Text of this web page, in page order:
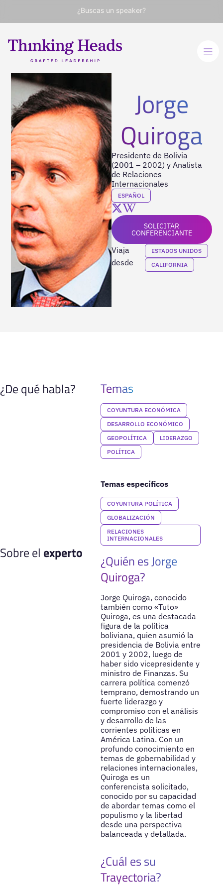
¿Buscas un speaker?
Jorge
Quiroga
Presidente de Bolivia
(2001 – 2002) y Analista
de Relaciones
Internacionales
ESPAÑOL
SOLICITAR
CONFERENCIANTE
Viaja
desde
ESTADOS UNIDOS
CALIFORNIA
¿De qué habla? Temas
COYUNTURA ECONÓMICA
DESARROLLO ECONÓMICO
GEOPOLÍTICA
LIDERAZGO
POLÍTICA
Temas específicos
COYUNTURA POLÍTICA
GLOBALIZACIÓN
RELACIONES
INTERNACIONALES
Sobre el experto
¿Quién es Jorge
Quiroga?
Jorge Quiroga, conocido
también como «Tuto»
Quiroga, es una destacada
figura de la política
boliviana, quien asumió la
presidencia de Bolivia entre
2001 y 2002, luego de
haber sido vicepresidente y
ministro de Finanzas. Su
carrera política comenzó
temprano, demostrando un
fuerte liderazgo y
compromiso con el análisis
y desarrollo de las
corrientes políticas en
América Latina. Con un
profundo conocimiento en
temas de gobernabilidad y
relaciones internacionales,
Quiroga es un
conferencista solicitado,
conocido por su capacidad
de abordar temas como el
populismo y la libertad
desde una perspectiva
balanceada y detallada.
¿Cuál es su
Trayectoria?